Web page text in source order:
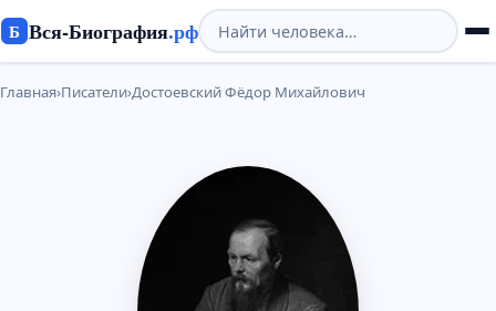
Б Вся-Биография.рф
Главная›Писатели›Достоевский Фёдор Михайлович